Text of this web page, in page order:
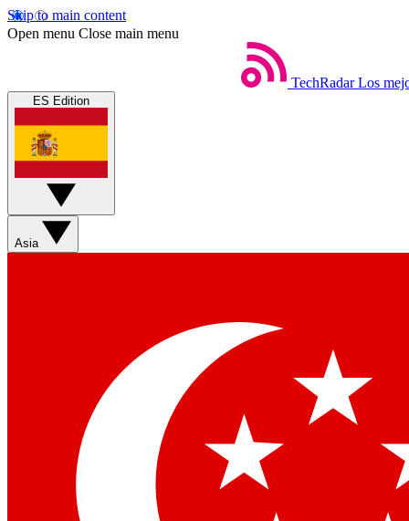
Skip to main content
Open menu Close main menu
TechRadar Los
ES Edition
Asia